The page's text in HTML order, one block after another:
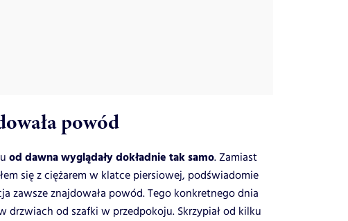
powód
od dawna wyglądały dokładnie tak samo. Zamiast
się z ciężarem w klatce piersiowej, podświadomie
zawsze znajdowała powód. Tego konkretnego dnia
drzwiach od szafki w przedpokoju. Skrzypiał od kilku